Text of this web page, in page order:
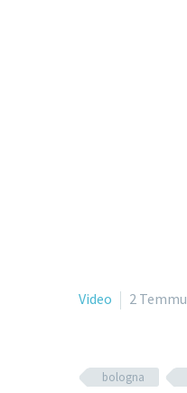
Video 2
bologna